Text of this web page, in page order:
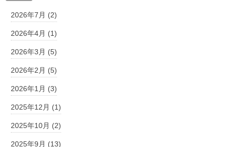
2026年7月 (2)
2026年4月 (1)
2026年3月 (5)
2026年2月 (5)
2026年1月 (3)
2025年12月 (1)
2025年10月 (2)
2025年9月 (13)